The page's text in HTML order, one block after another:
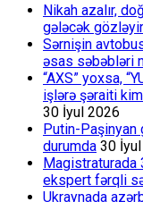
Nikah azalır,
gələcək
Sərnişin
əsas səbəbləri
“AXS” yoxsa,
işlərə şəraiti
30 İyul 2026
Putin-Paşinyan
durumda 30
Magistraturada
ekspert fərqli
Ukraynada